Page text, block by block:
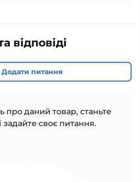
відповіді
Додати питання
про даний товар, станьте
своє питання.